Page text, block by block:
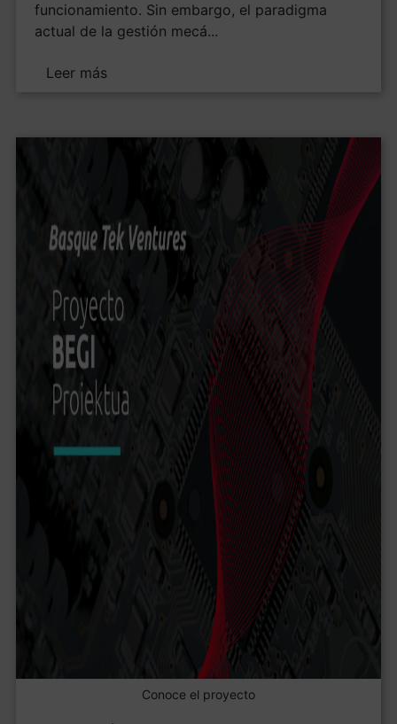
funcionamiento. Sin embargo, el paradigma
actual de la gestión mecá...
Leer más
Conoce el proyecto